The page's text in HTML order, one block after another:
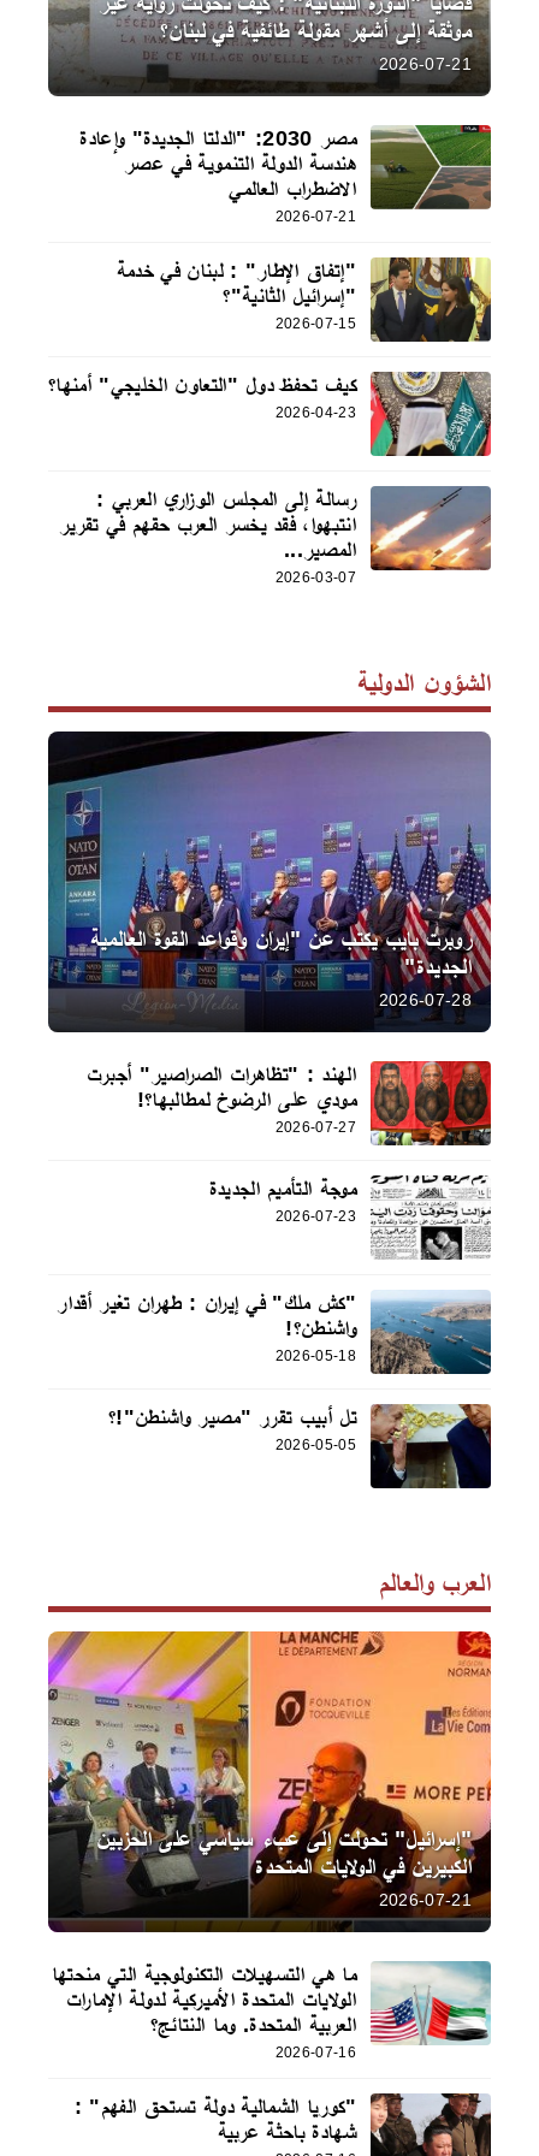
موثقة إلى أشهر مقولة طائفية في لبنان؟
2026-07-21
مصر 2030: "الدلتا الجديدة" وإعادة
هندسة الدولة التنموية في عصر
الاضطراب العالمي
2026-07-21
"إتفاق الإطار" : لبنان في خدمة
"إسرائيل الثانية"؟
2026-07-15
كيف تحفظ دول "التعاون الخليجي" أمنها؟
2026-04-23
رسالة إلى المجلس الوزاري العربي :
انتبهوا، فقد يخسر العرب حقهم في تقرير
المصير...
2026-03-07
الشؤون الدولية
روبرت بايب يكتب عن "إيران وقواعد القوة العالمية
الجديدة"
2026-07-28
الهند : "تظاهرات الصراصير" أجبرت
مودي على الرضوخ لمطالبها؟!
2026-07-27
موجة التأميم الجديدة
2026-07-23
"كش ملك" في إيران : طهران تغير أقدار
واشنطن؟!
2026-05-18
تل أبيب تقرر "مصير واشنطن"!؟
2026-05-05
العرب والعالم
"إسرائيل" تحولت إلى عبء سياسي على الحزبين
الكبيرين في الولايات المتحدة
2026-07-21
ما هي التسهيلات التكنولوجية التي منحتها
الولايات المتحدة الأميركية لدولة الإمارات
العربية المتحدة. وما النتائج؟
2026-07-16
"كوريا الشمالية دولة تستحق الفهم" :
شهادة باحثة عربية